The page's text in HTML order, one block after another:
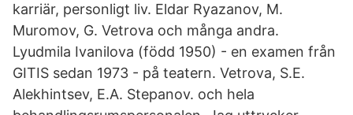
karriär, personligt liv. Eldar Ryazanov, M.
Muromov, G. Vetrova och många andra.
Lyudmila Ivanilova (född 1950) - en examen från
GITIS sedan 1973 - på teatern. Vetrova, S.E.
Alekhintsev, E.A. Stepanov. och hela